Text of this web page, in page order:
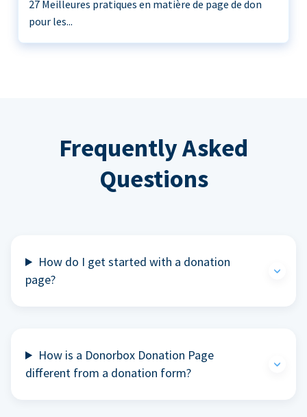
27 Meilleures pratiques en matière de page de don
pour les...
Frequently Asked
Questions
How do I get started with a donation
page?
How is a Donorbox Donation Page
different from a donation form?